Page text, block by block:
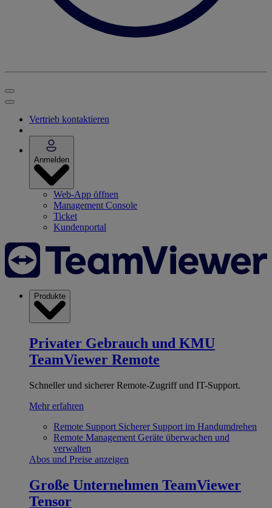
Vertrieb kontaktieren
Anmelden
Web-App öffnen
Management Console
Ticket
Kundenportal
Produkte
Privater Gebrauch und KMU
TeamViewer Remote
Schneller und sicherer Remote-Zugriff und IT-Support.
Mehr erfahren
Remote Support Sicherer Support im Handumdrehen
Remote Management Geräte überwachen und
verwalten
Abos und Preise anzeigen
Große Unternehmen TeamViewer
Tensor